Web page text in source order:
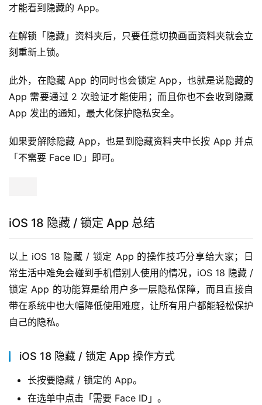
才能看到隐藏的 App。
在解锁「隐藏」资料夹后，只要任意切换画面资料夹就会立
刻重新上锁。
此外，在隐藏 App 的同时也会锁定 App，也就是说隐藏的
App 需要通过 2 次验证才能使用；而且你也不会收到隐藏
App 发出的通知，最大化保护隐私安全。
如果要解除隐藏 App，也是到隐藏资料夹中长按 App 并点
「不需要 Face ID」即可。
iOS 18 隐藏 / 锁定 App 总结
以上 iOS 18 隐藏 / 锁定 App 的操作技巧分享给大家；日
常生活中难免会碰到手机借别人使用的情况，iOS 18 隐藏 /
锁定 App 的功能算是给用户多一层隐私保障，而且直接自
带在系统中也大幅降低使用难度，让所有用户都能轻松保护
自己的隐私。
iOS 18 隐藏 / 锁定 App 操作方式
长按要隐藏 / 锁定的 App。
在选单中点击「需要 Face ID」。